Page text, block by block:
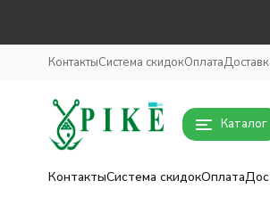
КонтактыСистема скидокОплата
Каталог
КонтактыСистема скидокОплата